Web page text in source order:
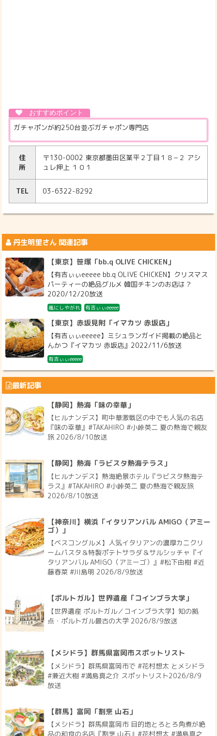
ガチャポンが約250台並ぶガチャポン専門店
住
所
〒130-0002 東京都墨田区業平２丁目１８−２ アシ
ュレ押上 １０１
TEL 03-6322-8292
丹生明里さん 関連記事
【東京】笹塚「bb.q OLIVE CHICKEN」
【有吉ぃぃeeeee bb.q OLIVE CHICKEN】クリスマス
パーティーの絶品グルメ 韓国チキンのお店は？
2020/12/20放送
嵐にしやがれ 有吉ぃぃeeeee
【東京】赤坂見附「イマカツ 赤坂店」
【有吉ぃぃeeeee】ミシュランガイド掲載の絶品と
んかつ『イマカツ 赤坂店』2022/11/6放送
有吉ぃぃeeeee
最新記事
【静岡】熱海「味の幸華」
【ヒルナンデス】町中華激戦区の中でも人気の名店
『味の幸華』#TAKAHIRO #小峠英二 夏の熱海で親友
旅 2026/8/10放送
【静岡】熱海「ラビスタ熱海テラス」
【ヒルナンデス】熱海絶景ホテル『ラビスタ熱海テ
ラス』#TAKAHIRO #小峠英二 夏の熱海で親友旅
2026/8/10放送
【神奈川】横浜「イタリアンバル AMIGO（アミー
ゴ）」
【ベスコングルメ】人気イタリアンの濃厚カニクリ
ームパスタ＆特製ポテトサラダ＆サルシッチャ『イ
タリアンバル AMIGO（アミーゴ）』#松下由樹 #近
藤春菜 #川島明 2026/8/9放送
【ポルトガル】世界遺産「コインブラ大学」
【世界遺産 ポルトガル／コインブラ大学】知の拠
点・ポルトガル最古の大学 2026/8/9放送
【メシドラ】群馬県富岡市スポットリスト
【メシドラ】群馬県富岡市で #花村想太 とメシドラ
#兼近大樹 #満島真之介 スポットリスト2026/8/9
放送
【群馬】富岡「割烹 山石」
【メシドラ】群馬県富岡市 目的地とろとろ角煮が絶
品の和食の名店『割烹 山石』#花村想太 #満島真之